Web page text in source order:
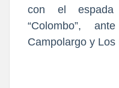
con el espada
“Colombo”,
Campolargo y Los